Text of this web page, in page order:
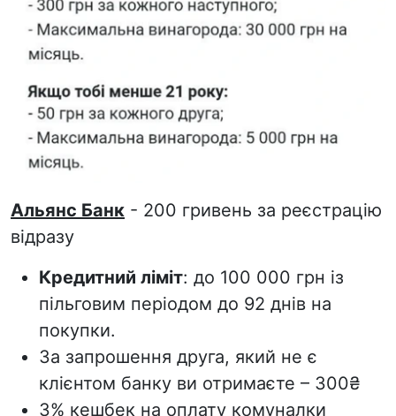
Альянс Банк - 200 гривень за реєстрацію
відразу
Кредитний ліміт: до 100 000 грн із
пільговим періодом до 92 днів на
покупки.
За запрошення друга, який не є
клієнтом банку ви отримаєте – 300₴
3% кешбек на оплату комуналки